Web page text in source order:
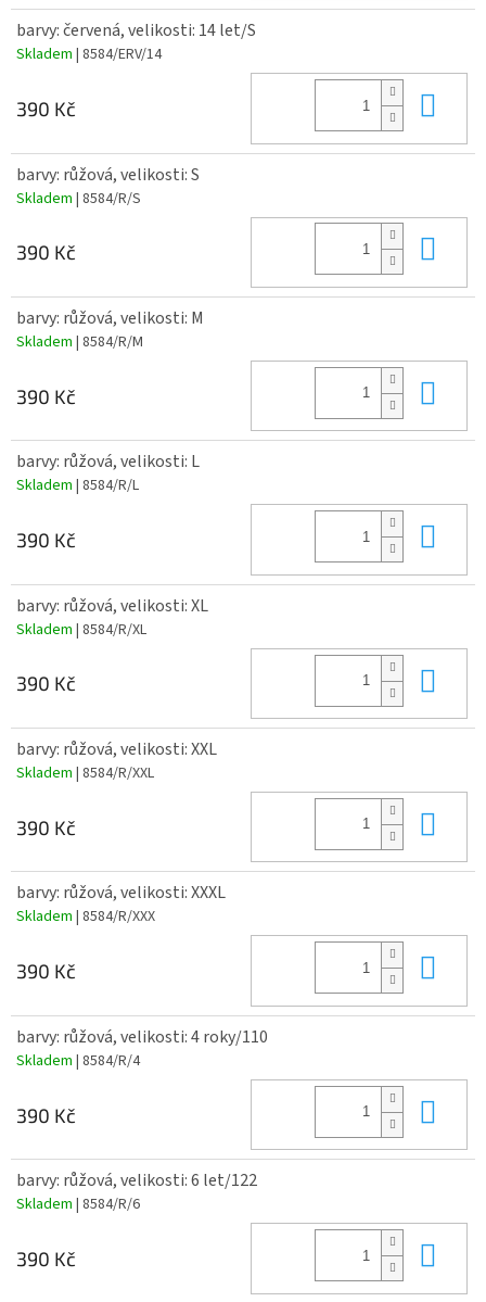
barvy: červená, velikosti: 14 let/S
Skladem | 8584/ERV/14
390 Kč
barvy: růžová, velikosti: S
Skladem | 8584/R/S
390 Kč
barvy: růžová, velikosti: M
Skladem | 8584/R/M
390 Kč
barvy: růžová, velikosti: L
Skladem | 8584/R/L
390 Kč
barvy: růžová, velikosti: XL
Skladem | 8584/R/XL
390 Kč
barvy: růžová, velikosti: XXL
Skladem | 8584/R/XXL
390 Kč
barvy: růžová, velikosti: XXXL
Skladem | 8584/R/XXX
390 Kč
barvy: růžová, velikosti: 4 roky/110
Skladem | 8584/R/4
390 Kč
barvy: růžová, velikosti: 6 let/122
Skladem | 8584/R/6
390 Kč